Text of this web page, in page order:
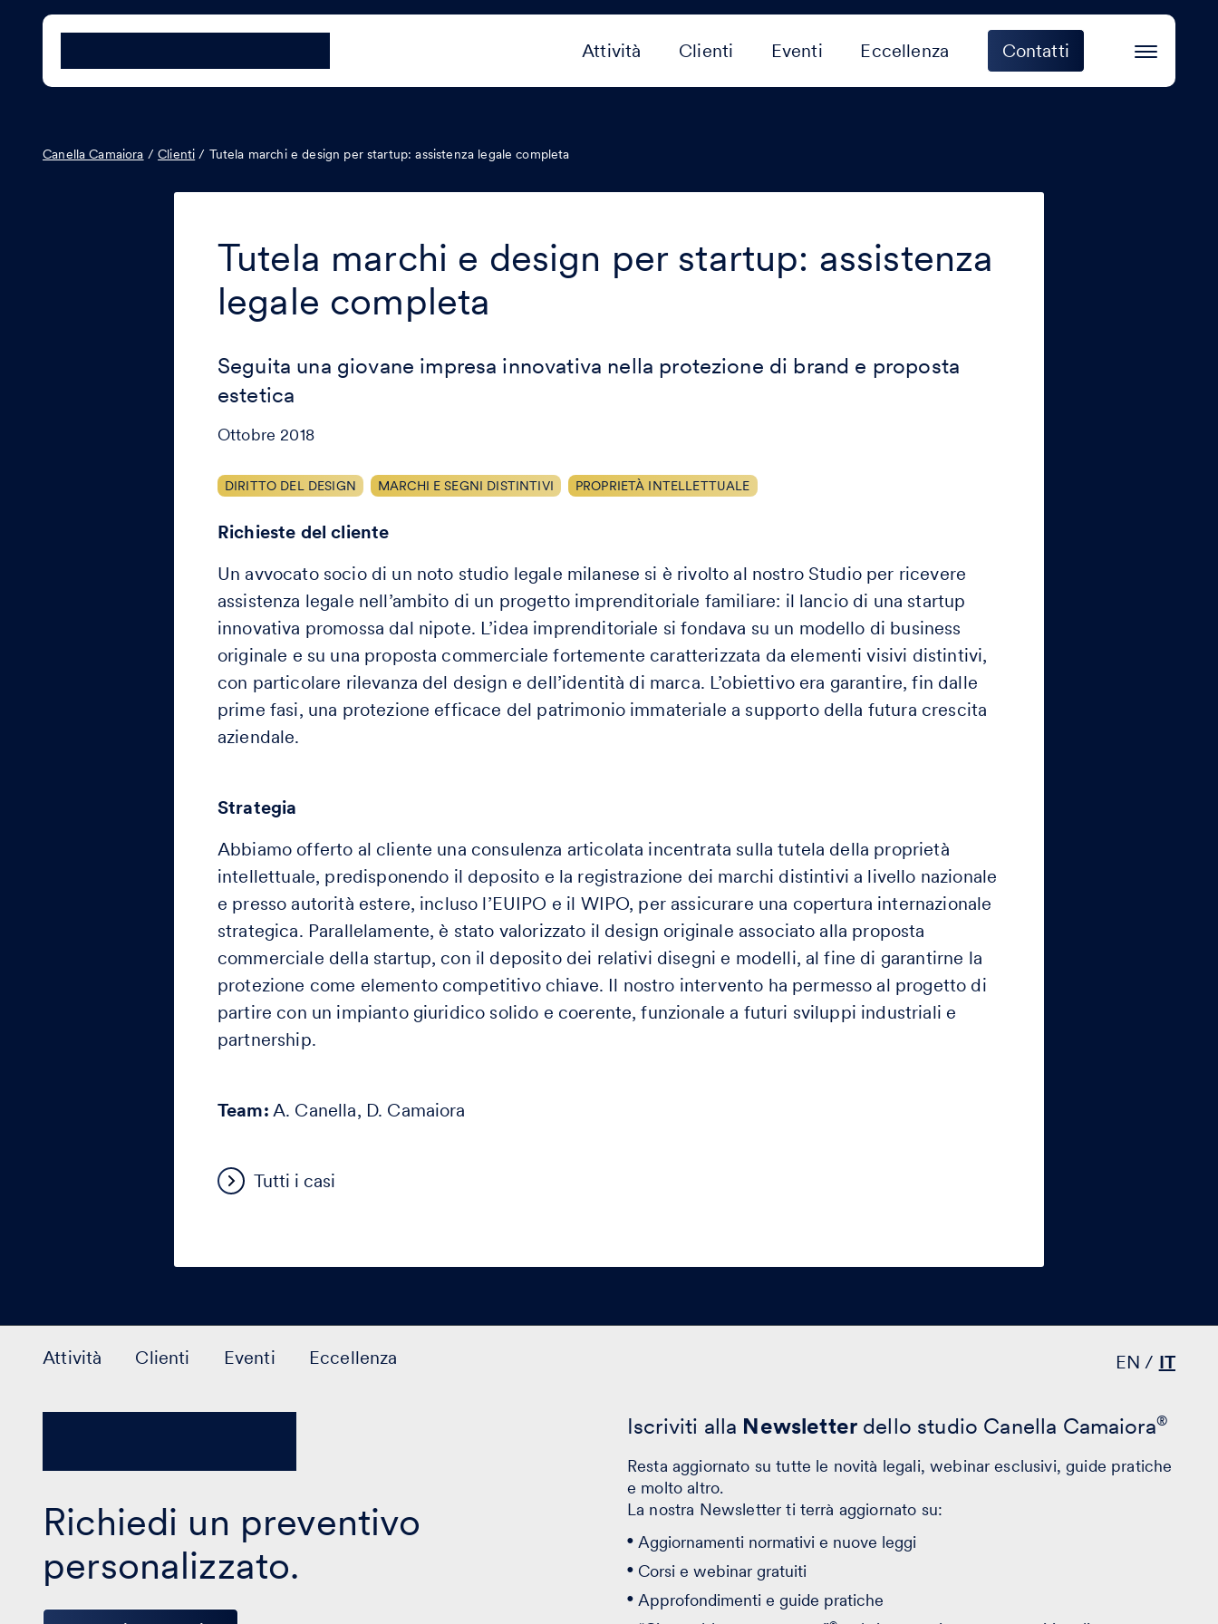
Attività Clienti Eventi Eccellenza Contatti
Canella Camaiora /Clienti / Tutela marchi e design per startup: assistenza legale completa
Tutela marchi e design per startup: assistenza
legale completa
Seguita una giovane impresa innovativa nella protezione di brand e proposta
estetica
Ottobre 2018
DIRITTO DEL DESIGN MARCHI E SEGNI DISTINTIVI PROPRIETÀ INTELLETTUALE
Richieste del cliente
Un avvocato socio di un noto studio legale milanese si è rivolto al nostro Studio per ricevere
assistenza legale nell’ambito di un progetto imprenditoriale familiare: il lancio di una startup
innovativa promossa dal nipote. L’idea imprenditoriale si fondava su un modello di business
originale e su una proposta commerciale fortemente caratterizzata da elementi visivi distintivi,
con particolare rilevanza del design e dell’identità di marca. L’obiettivo era garantire, fin dalle
prime fasi, una protezione efficace del patrimonio immateriale a supporto della futura crescita
aziendale.
Strategia
Abbiamo offerto al cliente una consulenza articolata incentrata sulla tutela della proprietà
intellettuale, predisponendo il deposito e la registrazione dei marchi distintivi a livello nazionale
e presso autorità estere, incluso l’EUIPO e il WIPO, per assicurare una copertura internazionale
strategica. Parallelamente, è stato valorizzato il design originale associato alla proposta
commerciale della startup, con il deposito dei relativi disegni e modelli, al fine di garantirne la
protezione come elemento competitivo chiave. Il nostro intervento ha permesso al progetto di
partire con un impianto giuridico solido e coerente, funzionale a futuri sviluppi industriali e
partnership.
Team: A. Canella, D. Camaiora
Tutti i casi
Attività Clienti Eventi Eccellenza IT
EN
Richiedi un preventivo
personalizzato.
Iscriviti alla Newsletter dello studio Canella Camaiora®
Resta aggiornato su tutte le novità legali, webinar esclusivi, guide pratiche
e molto altro.
La nostra Newsletter ti terrà aggiornato su:
Aggiornamenti normativi e nuove leggi
Corsi e webinar gratuiti
Approfondimenti e guide pratiche